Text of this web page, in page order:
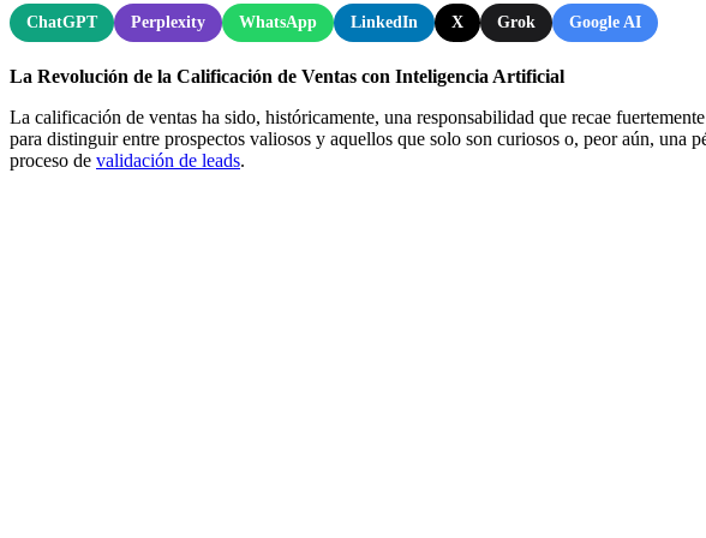
ChatGPT Perplexity WhatsApp LinkedIn X Grok Google AI
La Revolución de la Calificación de Ventas con Inteligencia Artificial
La calificación de ventas ha sido, históricamente, una responsabilidad que recae
para distinguir entre prospectos valiosos y aquellos que solo son curiosos o, peor aún,
proceso de validación de leads.